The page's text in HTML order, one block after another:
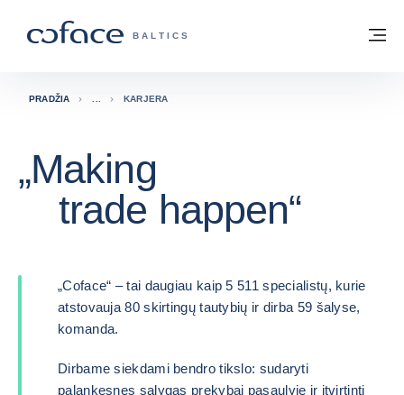
„COFACE“ FOR TRADE - GRUPĖS
BALTICS
Grįžti į pradžią
PRADŽIA KARJERA
„Making
trade happen“
„Coface“ – tai daugiau kaip 5 511 specialistų, kurie
atstovauja 80 skirtingų tautybių ir dirba 59 šalyse,
komanda.
Dirbame siekdami bendro tikslo: sudaryti
palankesnes sąlygas prekybai pasaulyje ir įtvirtinti